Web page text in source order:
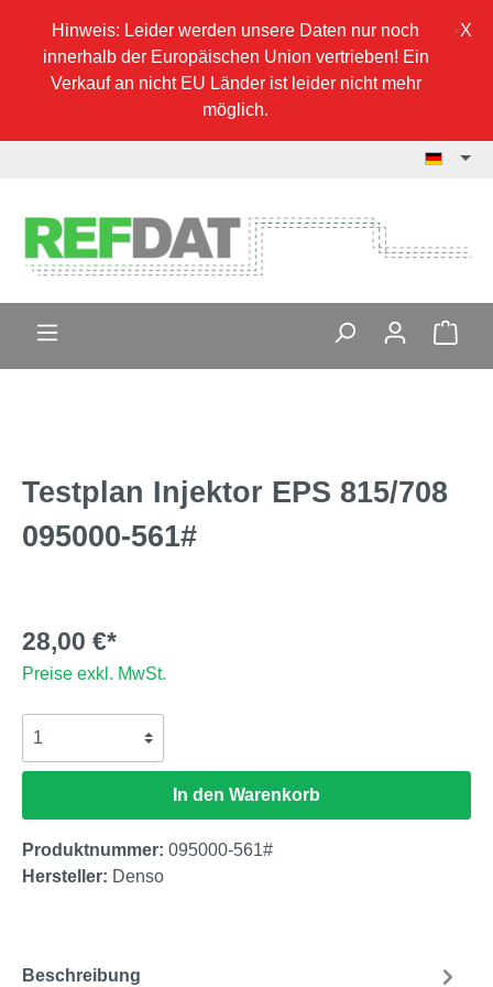
Hinweis: Leider werden unsere Daten nur noch
innerhalb der Europäischen Union vertrieben! Ein
Verkauf an nicht EU Länder ist leider nicht mehr
möglich.
Testplan Injektor EPS 815/708
095000-561#
28,00 €*
Preise exkl. MwSt.
In den Warenkorb
Produktnummer: 095000-561#
Hersteller: Denso
Beschreibung